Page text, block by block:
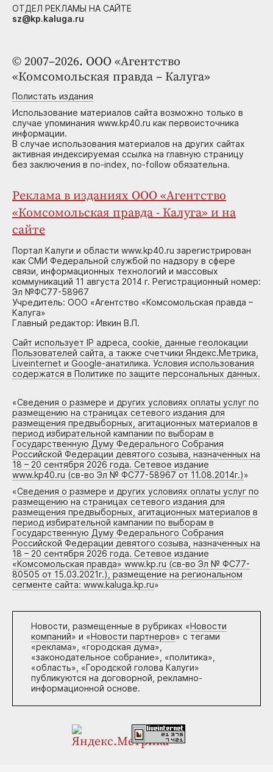
© 2007–2026. ООО «Агентство
«Комсомольская правда – Калуга»
Полистать издания
Использование материалов сайта возможно только в
случае упоминания www.kp40.ru как первоисточника
информации.
В случае использования материалов на других сайтах
активная индексируемая ссылка на главную страницу
без заключения в no-index, no-follow обязательна.
Реклама в изданиях ООО «Агентство
«Комсомольская правда - Калуга» и на
сайте
Портал Калуги и области www.kp40.ru зарегистрирован
как СМИ Федеральной службой по надзору в сфере
связи, информационных технологий и массовых
коммуникаций 11 августа 2014 г. Регистрационный номер:
Эл №ФС77-58967
Учредитель: ООО «Агентство «Комсомольская правда –
Калуга»
Главный редактор: Ивкин В.П.
Сайт использует IP адреса, cookie, данные геолокации
Пользователей сайта, а также счетчики Яндекс.Метрика,
Liveinternet и Google-анатилика. Условия использования
содержатся в Политике по защите персональных данных.
«Сведения о размере и других условиях оплаты услуг по
размещению на страницах сетевого издания для
размещения предвыборных, агитационных материалов в
период избирательной кампании по выборам в
Государственную Думу Федерального Собрания
Российской Федерации девятого созыва, назначенных на
18 – 20 сентября 2026 года. Сетевое издание
www.kp40.ru (св-во Эл № ФС77-58967 от 11.08.2014г.)»
«Сведения о размере и других условиях оплаты услуг по
размещению на страницах сетевого издания для
размещения предвыборных, агитационных материалов в
период избирательной кампании по выборам в
Государственную Думу Федерального Собрания
Российской Федерации девятого созыва, назначенных на
18 – 20 сентября 2026 года. Сетевое издание
«Комсомольская правда» www.kp.ru (св-во Эл № ФС77-
80505 от 15.03.2021г.), размещение на региональном
сегменте сайта: www.kaluga.kp.ru»
Новости, размещенные в рубриках «Новости
компаний» и «Новости партнеров» с тегами
«реклама», «городская дума»,
«законодательное собрание», «политика»,
«область», «Городской голова Калуги»
публикуются на договорной, рекламно-
информационной основе.
ОТДЕЛ РЕКЛАМЫ НА САЙТЕ
sz@kp.kaluga.ru